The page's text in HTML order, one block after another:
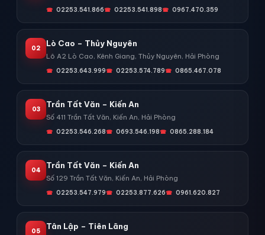
02253.541.866 02253.541.898 0967.470.359
02
Lò Cao – Thủy Nguyên
Lô A2 Lò Cao, Kênh Giang, Thủy Nguyên, Hải Phòng
02253.643.999 02253.574.789 0865.467.078
03
Trần Tất Văn – Kiến An
Số 411 Trần Tất Văn, Kiến An, Hải Phòng
02253.546.268 0693.546.198 0865.288.184
04
Trần Tất Văn – Kiến An
Số 129 Trần Tất Văn, Kiến An, Hải Phòng
02253.547.979 02253.877.626 0961.620.827
05
Tân Lập – Tiên Lãng